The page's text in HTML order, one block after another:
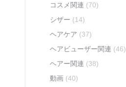
コスメ関連 (70)
シザー (14)
ヘアケア (37)
ヘアビューザー関連 (46)
ヘアー関連 (38)
動画 (40)